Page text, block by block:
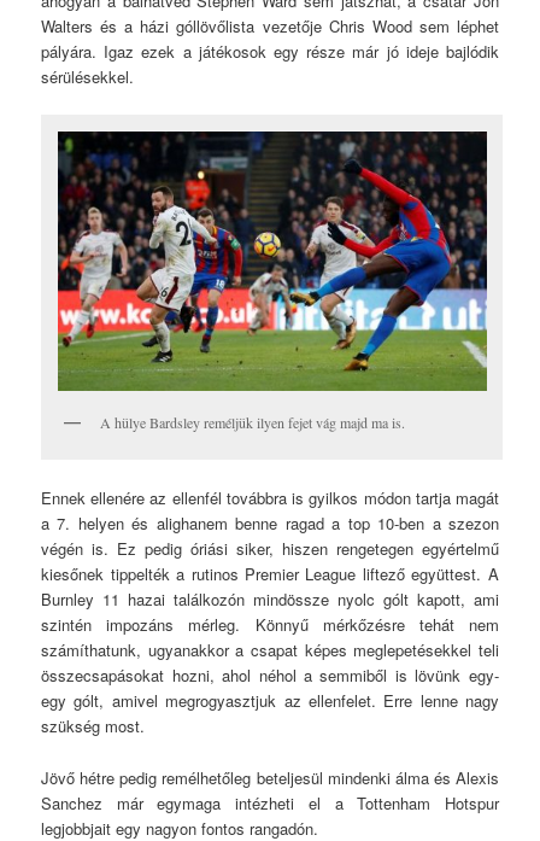
Walters és a házi góllövőlista vezetője Chris Wood sem léphet
pályára. Igaz ezek a játékosok egy része már jó ideje bajlódik
sérülésekkel.
A hülye Bardsley reméljük ilyen fejet vág majd ma is.
Ennek ellenére az ellenfél továbbra is gyilkos módon tartja magát
a 7. helyen és alighanem benne ragad a top 10-ben a szezon
végén is. Ez pedig óriási siker, hiszen rengetegen egyértelmű
kiesőnek tippelték a rutinos Premier League liftező együttest. A
Burnley 11 hazai találkozón mindössze nyolc gólt kapott, ami
szintén impozáns mérleg. Könnyű mérkőzésre tehát nem
számíthatunk, ugyanakkor a csapat képes meglepetésekkel teli
összecsapásokat hozni, ahol néhol a semmiből is lövünk egy-
egy gólt, amivel megrogyasztjuk az ellenfelet. Erre lenne nagy
szükség most.
Jövő hétre pedig remélhetőleg beteljesül mindenki álma és Alexis
Sanchez már egymaga intézheti el a Tottenham Hotspur
legjobbjait egy nagyon fontos rangadón.